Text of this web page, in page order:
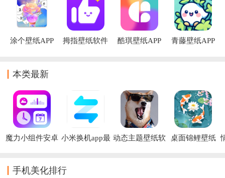
涂个壁纸APP 拇指壁纸软件 酷琪壁纸APP 青藤壁纸APP
本类最新
魔力小组件安卓 小米换机app最 动态主题壁纸软
桌面锦鲤壁纸
手机美化排行